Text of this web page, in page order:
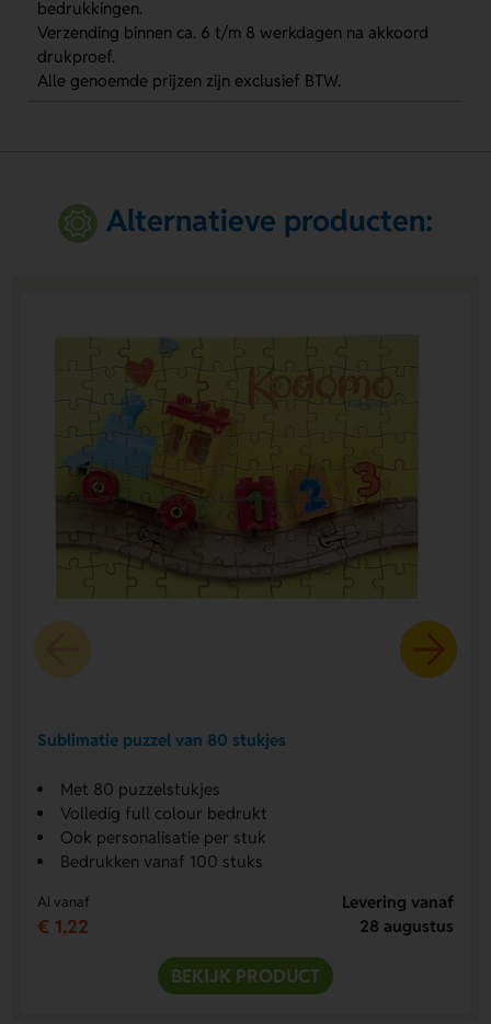
bedrukkingen.
Verzending binnen ca. 6 t/m 8 werkdagen na akkoord
drukproef.
Alle genoemde prijzen zijn exclusief BTW.
Alternatieve producten:
Sublimatie puzzel van 80 stukjes
Met 80 puzzelstukjes
Volledig full colour bedrukt
Ook personalisatie per stuk
Bedrukken vanaf 100 stuks
Al vanaf
€ 1,22
Levering vanaf
28 augustus
BEKIJK PRODUCT